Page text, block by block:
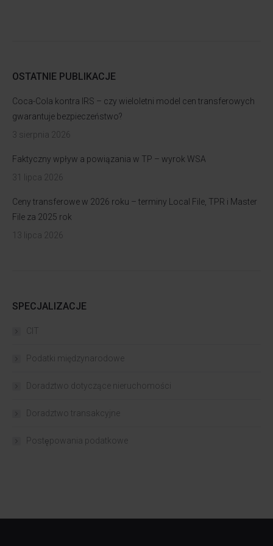
OSTATNIE PUBLIKACJE
Coca-Cola kontra IRS – czy wieloletni model cen transferowych
gwarantuje bezpieczeństwo?
3 sierpnia 2026
Faktyczny wpływ a powiązania w TP – wyrok WSA
31 lipca 2026
Ceny transferowe w 2026 roku – terminy Local File, TPR i Master
File za 2025 rok
13 lipca 2026
SPECJALIZACJE
CIT
Podatki międzynarodowe
Doradztwo dotyczące nieruchomości
Doradztwo transakcyjne
Postępowania podatkowe